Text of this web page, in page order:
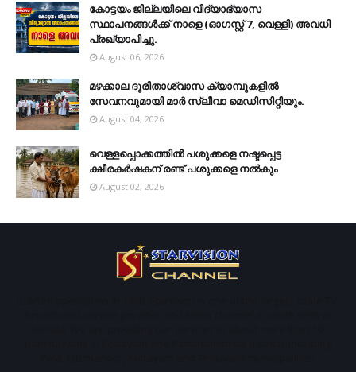
കോട്ടയം ജില്ലയിലെ വിദ്യാഭ്യാസ
സ്ഥാപനങ്ങള്‍ക്ക് നാളെ (ഓഗസ്റ്റ് 7, വെള്ളി) അവധി
പ്രഖ്യാപിച്ചു.
August 06, 2026
മഴക്കാല ദുരിതാശ്വാസ ക്യാമ്പുകളിൽ
സേവനവുമായി മാർ സ്ലീവാ മെഡിസിറ്റിയും.
August 04, 2026
വെള്ളപ്പൊക്കത്തില്‍ പശുക്കളെ നഷ്ടപ്പെട്ട
ക്ഷീരകര്‍ഷകന് രണ്ട് പശുക്കളെ നല്‍കും
August 02, 2026